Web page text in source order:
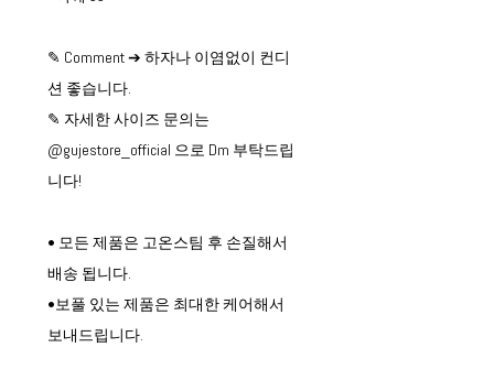
✎ Comment ➔ 하자나 이염없이 컨디
션 좋습니다.
✎ 자세한 사이즈 문의는
@gujestore_official 으로 Dm 부탁드립
니다!
• 모든 제품은 고온스팀 후 손질해서
배송 됩니다.
•보풀 있는 제품은 최대한 케어해서
보내드립니다.